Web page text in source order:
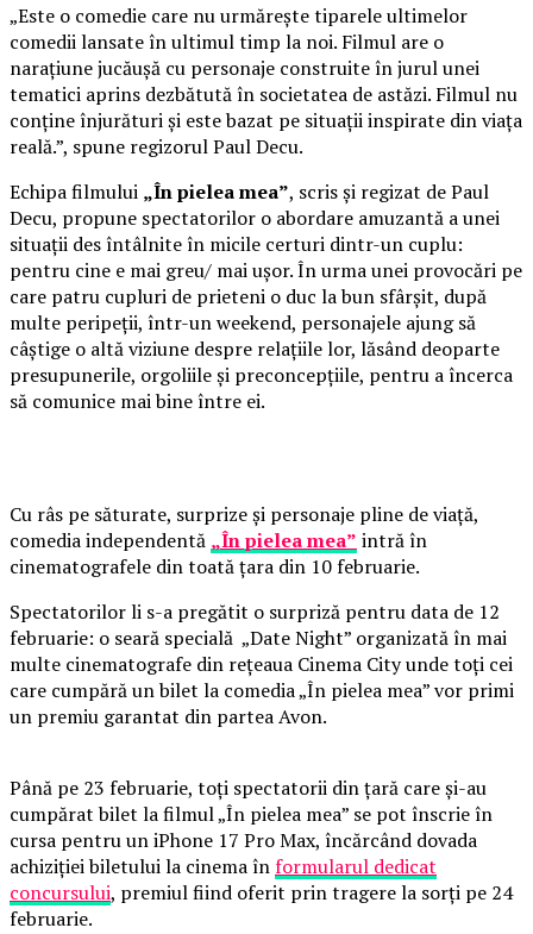
„Este o comedie care nu urmărește tiparele ultimelor
comedii lansate în ultimul timp la noi. Filmul are o
narațiune jucăușă cu personaje construite în jurul unei
tematici aprins dezbătută în societatea de astăzi. Filmul nu
conține înjurături și este bazat pe situații inspirate din viața
reală.”, spune regizorul Paul Decu.
Echipa filmului „În pielea mea”, scris și regizat de Paul
Decu, propune spectatorilor o abordare amuzantă a unei
situații des întâlnite în micile certuri dintr-un cuplu:
pentru cine e mai greu/ mai ușor. În urma unei provocări pe
care patru cupluri de prieteni o duc la bun sfârșit, după
multe peripeții, într-un weekend, personajele ajung să
câștige o altă viziune despre relațiile lor, lăsând deoparte
presupunerile, orgoliile și preconcepțiile, pentru a încerca
să comunice mai bine între ei.
Cu râs pe săturate, surprize și personaje pline de viață,
comedia independentă „În pielea mea” intră în
cinematografele din toată țara din 10 februarie.
Spectatorilor li s-a pregătit o surpriză pentru data de 12
februarie: o seară specială „Date Night” organizată în mai
multe cinematografe din rețeaua Cinema City unde toți cei
care cumpără un bilet la comedia „În pielea mea” vor primi
un premiu garantat din partea Avon.
Până pe 23 februarie, toți spectatorii din țară care și-au
cumpărat bilet la filmul „În pielea mea” se pot înscrie în
cursa pentru un iPhone 17 Pro Max, încărcând dovada
achiziției biletului la cinema înformularul dedicat
concursului, premiul fiind oferit prin tragere la sorți pe 24
februarie.